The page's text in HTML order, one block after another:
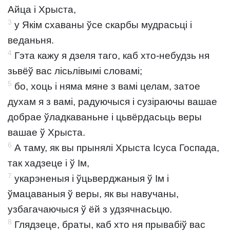
Айца і Хрыста,
3 у Якім схаваны ўсе скарбы мудрасьці і
веданьня.
4 Гэта кажу я дзеля таго, каб хто-небудзь ня
зьвёў вас лісьлівымі словамі;
5 бо, хоць і няма мяне з вамі целам, затое
духам я з вамі, радуючыся і сузіраючы вашае
добрае ўладкаваньне і цьвёрдасьць веры
вашае ў Хрыста.
6 А таму, як вы прынялі Хрыста Ісуса Госпада,
так хадзеце і ў Ім,
7 укарэненыя і ўцьверджаныя ў Ім і
ўмацаваныя ў веры, як вы навучаны,
узбагачаючыся ў ёй з удзячнасьцю.
8 Глядзеце, браты, каб хто ня прывабіў вас